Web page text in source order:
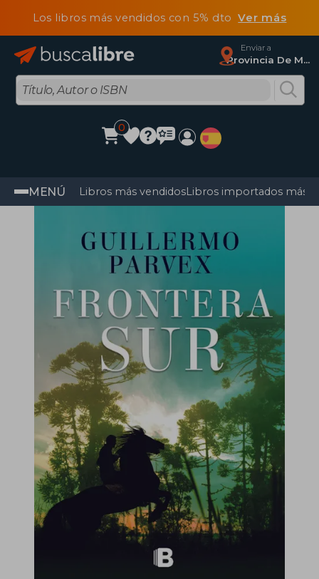
Los libros más vendidos con 5% dtoVer más
Enviar a
Provincia De Madrid
0
MENÚ Libros más vendidosLibros importados más